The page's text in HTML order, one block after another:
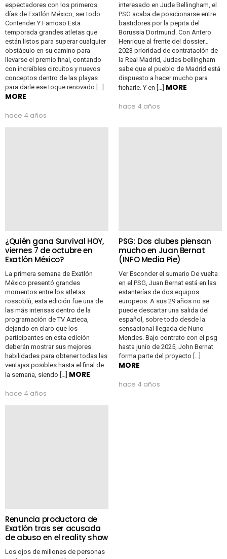
espectadores con los primeros
días de Exatlón México, ser todo
Contender Y Famoso Esta
temporada grandes atletas que
están listos para superar cualquier
obstáculo en su camino para
llevarse el premio final, contando
con increíbles circuitos y nuevos
conceptos dentro de las playas
para darle ese toque renovado […]
MORE
hace 4 años
interesado en Jude Bellingham, el
PSG acaba de posicionarse entre
bastidores por la pepita del
Borussia Dortmund. Con Antero
Henrique al frente del dossier…
2023 prioridad de contratación de
la Real Madrid, Judas bellingham
sabe que el pueblo de Madrid está
dispuesto a hacer mucho para
ficharle. Y en […] MORE
hace 4 años
¿Quién gana Survival HOY,
viernes 7 de octubre en
Exatlón México?
La primera semana de Exatlón
México presentó grandes
momentos entre los atletas
rossoblù, esta edición fue una de
las más intensas dentro de la
programación de TV Azteca,
dejando en claro que los
participantes en esta edición
deberán mostrar sus mejores
habilidades para obtener todas las
ventajas posibles hasta el final de
la semana, siendo […] MORE
hace 4 años
PSG: Dos clubes piensan
mucho en Juan Bernat
(INFO Media Pie)
Ver Esconder el sumario De vuelta
en el PSG, Juan Bernat está en las
estanterías de dos equipos
europeos. A sus 29 años no se
puede descartar una salida del
español, sobre todo desde la
sensacional llegada de Nuno
Mendes. Bajo contrato con el psg
hasta junio de 2025, John Bernat
forma parte del proyecto […]
MORE
hace 4 años
Renuncia productora de
Exatlón tras ser acusada
de abuso en el reality show
Los ojos de millones de personas